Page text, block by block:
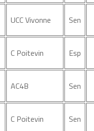
UCC Vivonne Sen
C Poitevin Esp
AC4B Sen
C Poitevin Sen